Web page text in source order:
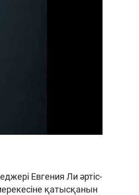
Евгения Ли әртіс-
қатысқанын